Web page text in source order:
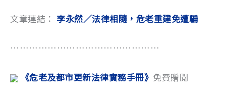
文章連結： 李永然／法律相隨，危老重建免遭騙
…………………………………………
《危老及都市更新法律實務手冊》 免費贈閱